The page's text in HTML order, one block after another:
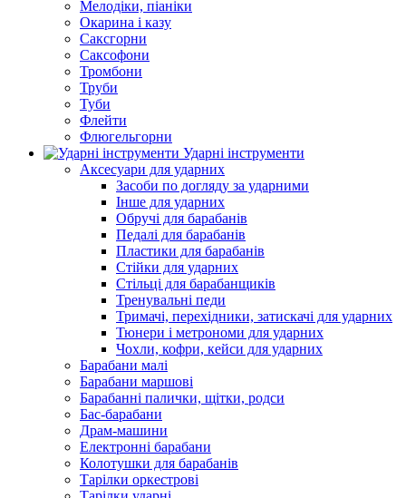
Мелодіки, піаніки
Окарина і казу
Саксгорни
Саксофони
Тромбони
Труби
Туби
Флейти
Флюгельгорни
Ударні інструменти
Аксесуари для ударних
Засоби по догляду за ударними
Інше для ударних
Обручі для барабанів
Педалі для барабанів
Пластики для барабанів
Стійки для ударних
Стільці для барабанщиків
Тренувальні педи
Тримачі, перехідники, затискачі для ударних
Тюнери і метрономи для ударних
Чохли, кофри, кейси для ударних
Барабани малі
Барабани маршові
Барабанні палички, щітки, родси
Бас-барабани
Драм-машини
Електронні барабани
Колотушки для барабанів
Тарілки оркестрові